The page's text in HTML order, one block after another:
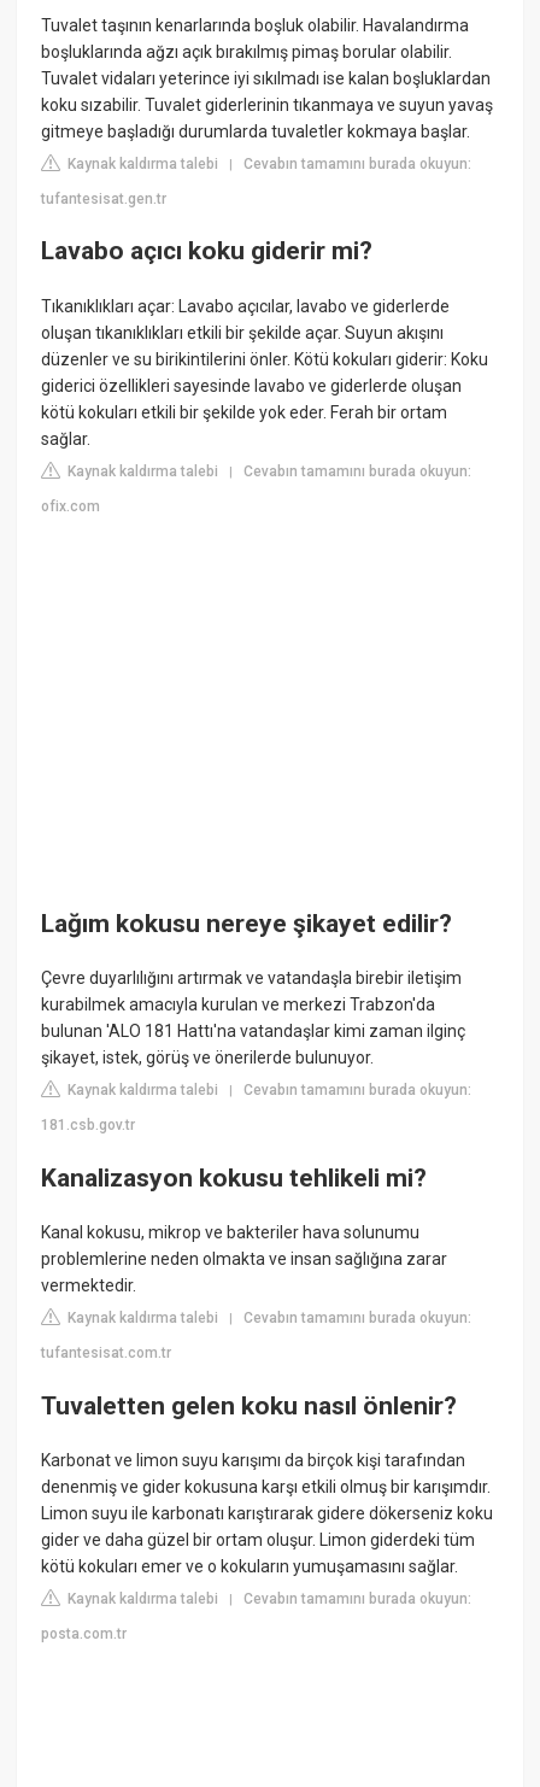
Tuvalet taşının kenarlarında boşluk olabilir. Havalandırma
boşluklarında ağzı açık bırakılmış pimaş borular olabilir.
Tuvalet vidaları yeterince iyi sıkılmadı ise kalan boşluklardan
koku sızabilir. Tuvalet giderlerinin tıkanmaya ve suyun yavaş
gitmeye başladığı durumlarda tuvaletler kokmaya başlar.
Kaynak kaldırma talebi |Cevabın tamamını burada okuyun:
tufantesisat.gen.tr
Lavabo açıcı koku giderir mi?
Tıkanıklıkları açar: Lavabo açıcılar, lavabo ve giderlerde
oluşan tıkanıklıkları etkili bir şekilde açar. Suyun akışını
düzenler ve su birikintilerini önler. Kötü kokuları giderir: Koku
giderici özellikleri sayesinde lavabo ve giderlerde oluşan
kötü kokuları etkili bir şekilde yok eder. Ferah bir ortam
sağlar.
Kaynak kaldırma talebi |Cevabın tamamını burada okuyun:
ofix.com
Lağım kokusu nereye şikayet edilir?
Çevre duyarlılığını artırmak ve vatandaşla birebir iletişim
kurabilmek amacıyla kurulan ve merkezi Trabzon'da
bulunan 'ALO 181 Hattı'na vatandaşlar kimi zaman ilginç
şikayet, istek, görüş ve önerilerde bulunuyor.
Kaynak kaldırma talebi |Cevabın tamamını burada okuyun:
181.csb.gov.tr
Kanalizasyon kokusu tehlikeli mi?
Kanal kokusu, mikrop ve bakteriler hava solunumu
problemlerine neden olmakta ve insan sağlığına zarar
vermektedir.
Kaynak kaldırma talebi |Cevabın tamamını burada okuyun:
tufantesisat.com.tr
Tuvaletten gelen koku nasıl önlenir?
Karbonat ve limon suyu karışımı da birçok kişi tarafından
denenmiş ve gider kokusuna karşı etkili olmuş bir karışımdır.
Limon suyu ile karbonatı karıştırarak gidere dökerseniz koku
gider ve daha güzel bir ortam oluşur. Limon giderdeki tüm
kötü kokuları emer ve o kokuların yumuşamasını sağlar.
Kaynak kaldırma talebi |Cevabın tamamını burada okuyun:
posta.com.tr